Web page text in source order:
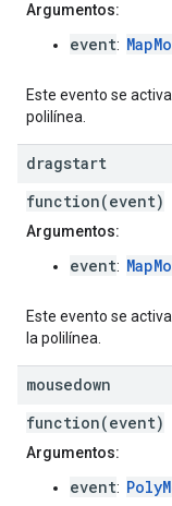
Argumentos:
event:
Este evento se
polilínea.
dragstart
function(event)
Argumentos:
event:
Este evento se
la polilínea.
mousedown
function(event)
Argumentos:
event: